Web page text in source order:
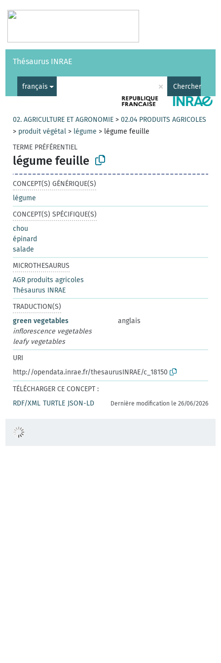
Vocabulaires API
Thésaurus INRAE
français × Chercher
02. AGRICULTURE ET AGRONOMIE >02.04 PRODUITS AGRICOLES
> produit végétal > légume > légume feuille
TERME PRÉFÉRENTIEL
légume feuille
CONCEPT(S) GÉNÉRIQUE(S)
légume
CONCEPT(S) SPÉCIFIQUE(S)
chou
épinard
salade
MICROTHESAURUS
AGR produits agricoles
Thésaurus INRAE
TRADUCTION(S)
green vegetables
anglais
inflorescence vegetables
leafy vegetables
URI
http://opendata.inrae.fr/thesaurusINRAE/c_18150
TÉLÉCHARGER CE CONCEPT :
RDF/XML TURTLE JSON-LD Dernière modification le 26/06/2026